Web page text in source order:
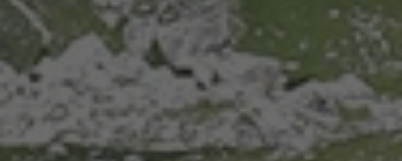
Targeting
Funzionalità
I cookie strettamente necessari consentono le
funzionalità principali del sito web come l'accesso
dell'utente e la gestione dell'account. Il sito web non
può essere utilizzato correttamente senza i cookie
strettamente necessari.
Fornitore / Dominio
Scadenza
VISITOR_PRIVACY_METADATA
YouTube 5 mesi 4